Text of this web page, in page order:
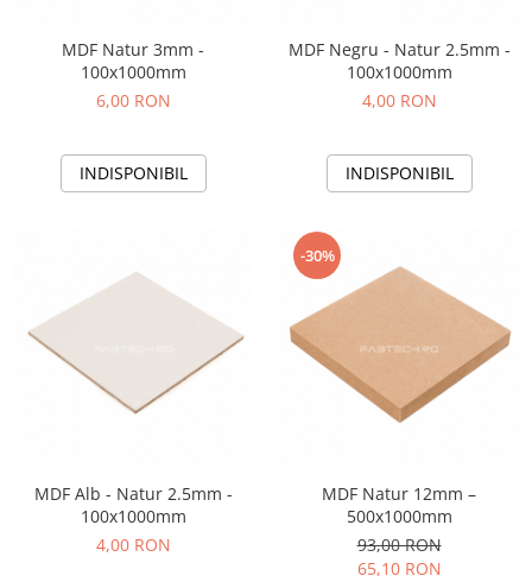
MDF Natur 3mm -
100x1000mm
6,00 RON
INDISPONIBIL
MDF Negru - Natur 2.5mm -
100x1000mm
4,00 RON
INDISPONIBIL
MDF Alb - Natur 2.5mm -
100x1000mm
4,00 RON
-30%
MDF Natur 12mm –
500x1000mm
93,00 RON
65,10 RON